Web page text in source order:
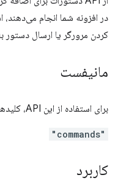
در افزونه شما انجام می‌دهند،
کردن مرورگر یا ارسال دستور
مانیفست
برای استفاده از این API، کلیدهای زیر باید
"commands"
کاربرد